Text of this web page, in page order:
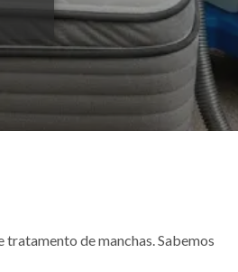
tratamento de manchas. Sabemos